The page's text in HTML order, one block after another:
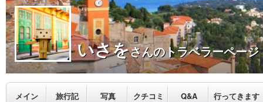
いさをさんのトラベラーページ
メイン 旅行記 写真 クチコミ Q&A 行ってきます